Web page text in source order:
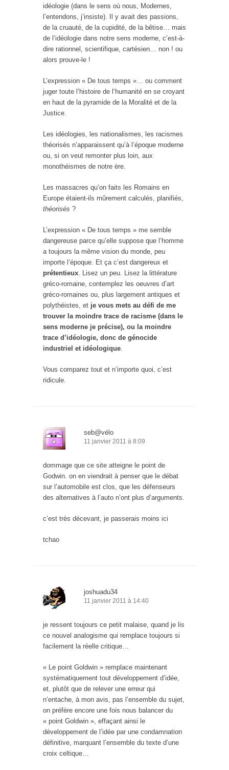
idéologie (dans le sens où nous, Modernes,
l’entendons, j’insiste). Il y avait des passions,
de la cruauté, de la cupidité, de la bêtise… mais
de l’idéologie dans notre sens moderne, c’est-à-
dire rationnel, scientifique, cartésien… non ! ou
alors prouve-le !
L’expression « De tous temps »… ou comment
juger toute l’histoire de l’humanité en se croyant
en haut de la pyramide de la Moralité et de la
Justice.
Les idéologies, les nationalismes, les racismes
théorisés n’apparaissent qu’à l’époque moderne
ou, si on veut remonter plus loin, aux
monothéismes de notre ère.
Les massacres qu’on faits les Romains en
Europe étaient-ils mûrement calculés, planifiés,
théorisés ?
L’expression « De tous temps » me semble
dangereuse parce qu’elle suppose que l’homme
a toujours la même vision du monde, peu
importe l’époque. Et ça c’est dangereux et
prétentieux. Lisez un peu. Lisez la littérature
gréco-romaine, contemplez les oeuvres d’art
gréco-romaines ou, plus largement antiques et
polythéistes, et je vous mets au défi de me
trouver la moindre trace de racisme (dans le
sens moderne je précise), ou la moindre
trace d’idéologie, donc de génocide
industriel et idéologique.
Vous comparez tout et n’importe quoi, c’est
ridicule.
seb@vélo
11 janvier 2011 à 8:09
dommage que ce site atteigne le point de
Godwin. on en viendrait à penser que le débat
sur l’automobile est clos, que les défenseurs
des alternatives à l’auto n’ont plus d’arguments.
c’est très décevant, je passerais moins ici
tchao
joshuadu34
11 janvier 2011 à 14:40
je ressent toujours ce petit malaise, quand je lis
ce nouvel analogisme qui remplace toujours si
facilement la réelle critique…
« Le point Goldwin » remplace maintenant
systématiquement tout développement d’idée,
et, plutôt que de relever une erreur qui
n’entache, à mon avis, pas l’ensemble du sujet,
on préfère encore une fois nous balancer du
« point Goldwin », effaçant ainsi le
développement de l’idée par une condamnation
définitive, marquant l’ensemble du texte d’une
croix celtique…